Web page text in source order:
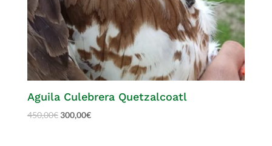
Aguila Culebrera Quetzalcoatl
450,00€300,00€